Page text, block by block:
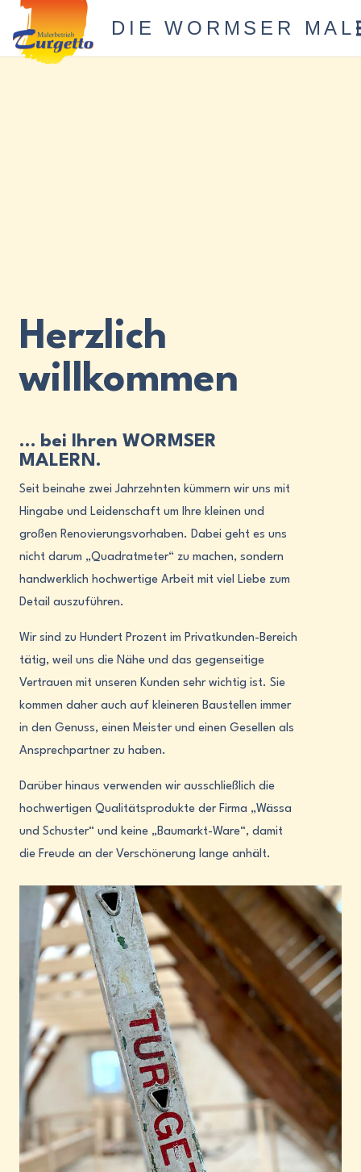
DIE WORMSER
Herzlich
willkommen
… bei Ihren WORMSER
MALERN.
Seit beinahe zwei Jahrzehnten kümmern wir uns mit
Hingabe und Leidenschaft um Ihre kleinen und
großen Renovierungsvorhaben. Dabei geht es uns
nicht darum „Quadratmeter“ zu machen, sondern
handwerklich hochwertige Arbeit mit viel Liebe zum
Detail auszuführen.
Wir sind zu Hundert Prozent im Privatkunden-Bereich
tätig, weil uns die Nähe und das gegenseitige
Vertrauen mit unseren Kunden sehr wichtig ist. Sie
kommen daher auch auf kleineren Baustellen immer
in den Genuss, einen Meister und einen Gesellen als
Ansprechpartner zu haben.
Darüber hinaus verwenden wir ausschließlich die
hochwertigen Qualitätsprodukte der Firma „Wässa
und Schuster“ und keine „Baumarkt-Ware“, damit
die Freude an der Verschönerung lange anhält.